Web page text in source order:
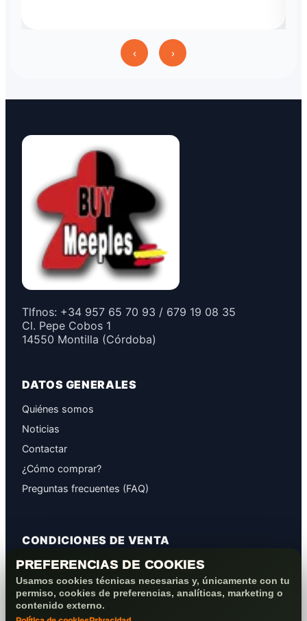
PREFERENCIAS DE COOKIES
Usamos cookies técnicas necesarias y, únicamente con tu
permiso, cookies de preferencias, analíticas, marketing o
contenido externo.
‹ ›
Tlfnos: +34 957 65 70 93 / 679 19 08 35
Cl. Pepe Cobos 1
14550 Montilla (Córdoba)
DATOS GENERALES
Quiénes somos
Noticias
Contactar
¿Cómo comprar?
Preguntas frecuentes (FAQ)
CONDICIONES DE VENTA
GARANTÍAS
PROTECCIÓN DE DATOS
COOKIES+PRIVACIDAD